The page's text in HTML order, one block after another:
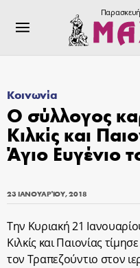
Κοινωνία
Ο σύλλογος
Κιλκίς και
Άγιο Ευγένιο
23 ΙΑΝΟΥΑΡΊΟΥ, 2018
Την Κυριακή 21
Κιλκίς και Παιονίας
τον Τραπεζούντιο στον